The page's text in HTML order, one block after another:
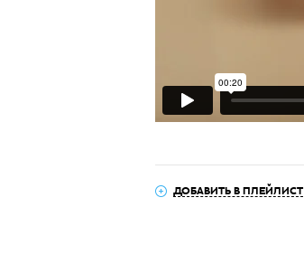
ДОБАВИТЬ В ПЛЕЙЛИСТ